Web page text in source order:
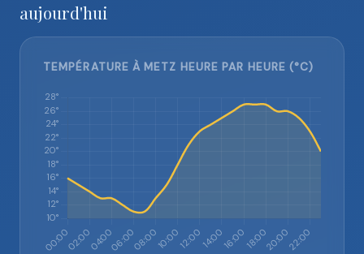
aujourd'hui
TEMPÉRATURE À METZ HEURE PAR HEURE (°C)